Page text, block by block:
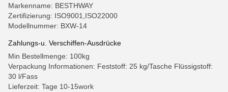
Markenname: BESTHWAY
Zertifizierung: ISO9001,ISO22000
Modellnummer: BXW-14
Zahlungs-u. Verschiffen-Ausdrücke
Min Bestellmenge: 100kg
Verpackung Informationen: Feststoff: 25 kg/Tasche Flüssigstoff:
30 l/Fass
Lieferzeit: Tage 10-15work